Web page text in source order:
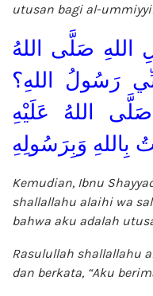
utusan bagi al-
اللهِ صَلَّى اللهُ
رَسُولُ اللهِ؟
اللهُ عَلَيْهِ
Kemudian, Ibnu
shallallahu alaihi wa
bahwa aku adalah
Rasulullah shallallahu
dan berkata, “Aku